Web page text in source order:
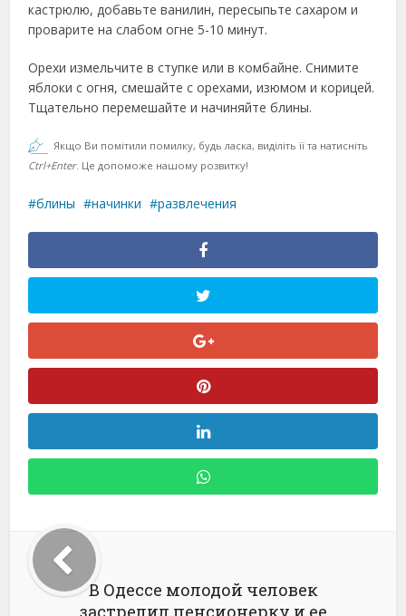
кастрюлю, добавьте ванилин, пересыпьте сахаром и
проварите на слабом огне 5-10 минут.
Орехи измельчите в ступке или в комбайне. Снимите
яблоки с огня, смешайте с орехами, изюмом и корицей.
Тщательно перемешайте и начиняйте блины.
Якщо Ви помітили помилку, будь ласка, виділіть її та натисніть
Ctrl+Enter. Це допоможе нашому розвитку!
блины начинки развлечения
В Одессе молодой человек